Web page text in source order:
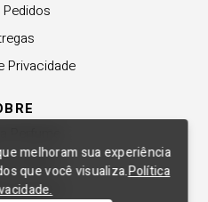
melhoram sua experiência
que você visualiza.Política
Privacidade
a Marca
Conosco